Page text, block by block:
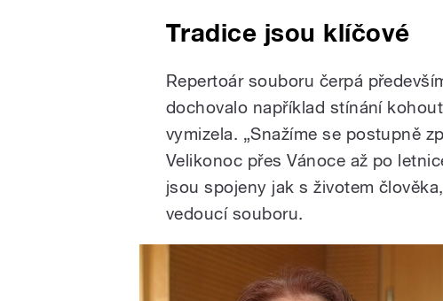
Tradice jsou klíčové
Repertoár souboru čerpá
dochovalo například stínání
vymizela. „Snažíme se postupně
Velikonoc přes Vánoce až po
jsou spojeny jak s životem
vedoucí souboru.